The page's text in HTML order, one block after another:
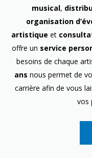
musical,
organisation
artistique et
offre un service
besoins de chaque
ans nous permet de
carrière afin de vous
vos